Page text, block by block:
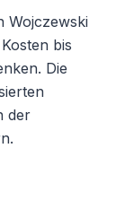
Wojczewski
bis
Die
der